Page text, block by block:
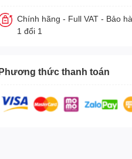
Chính hãng - Full VAT - Bảo
1 đổi 1
thức thanh toán